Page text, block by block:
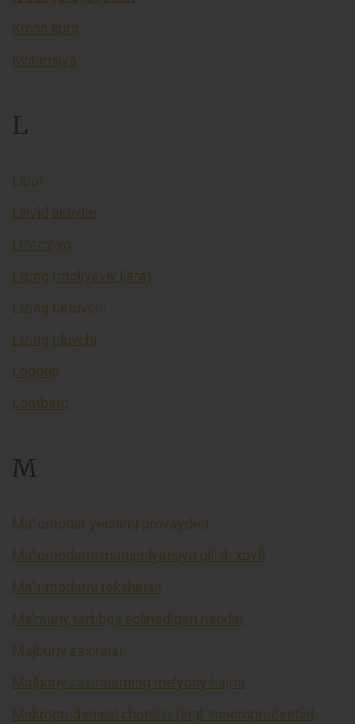
Kross-kurs
Kvitansiya
L
Libor
Likvid aktivlar
Lisenziya
Lizing (moliyaviy ijara)
Lizing beruvchi
Lizing oluvchi
Logotip
Lombard
M
Ma'lumotlar yechimi provayderi
Ma'lumotlarni manipulyatsiya qilish xavfi
Ma'lumotlarni tekshirish
Ma'muriy tartibga solinadigan narxlar
Majburiy zaxiralar
Majburiy zaxiralarning me’yoriy hajmi
Makroprudensial choralar (ingl. macroprudential